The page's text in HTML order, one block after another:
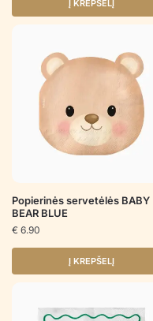
Į KREPŠELĮ
Popierinės servetėlės BABY
BEAR BLUE
€ 6.90
Į KREPŠELĮ